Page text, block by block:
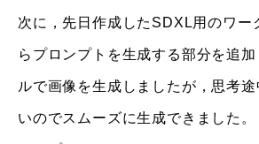
次に，先日作成したSDXL用のワー
らプロンプトを生成する部分を追
ルで画像を生成しましたが，思考
いのでスムーズに生成できました